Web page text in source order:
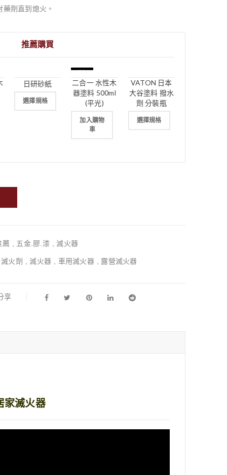
劑直到熄火。
推薦購買
日研砂紙
選擇規格
二合一 水性木
器塗料 500ml
(平光)
加入購物
車
VATON 日本
大谷塗料 撥水
劑 分裝瓶
選擇規格
薦 五金.膠.漆 ,滅火器
滅火劑 ,滅火器 車用滅火器 露營滅火器
享
家滅火器